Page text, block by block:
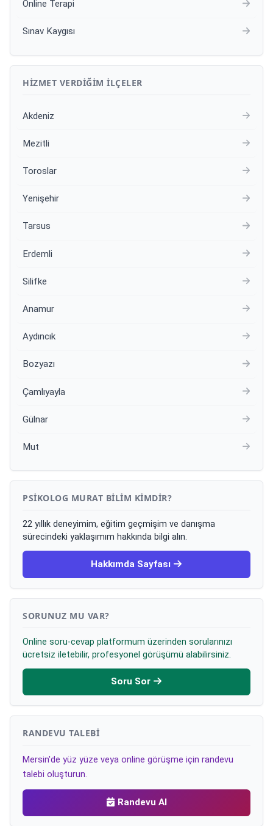
Online Terapi
Sınav Kaygısı
HIZMET VERDIĞIM İLÇELER
Akdeniz
Mezitli
Toroslar
Yenişehir
Tarsus
Erdemli
Silifke
Anamur
Aydıncık
Bozyazı
Çamlıyayla
Gülnar
Mut
PSIKOLOG MURAT BILIM KIMDIR?
22 yıllık deneyimim, eğitim geçmişim ve danışma
sürecindeki yaklaşımım hakkında bilgi alın.
Hakkımda Sayfası
SORUNUZ MU VAR?
Online soru-cevap platformum üzerinden sorularınızı
ücretsiz iletebilir, profesyonel görüşümü alabilirsiniz.
Soru Sor
RANDEVU TALEBI
Mersin'de yüz yüze veya online görüşme için randevu
talebi oluşturun.
Randevu Al